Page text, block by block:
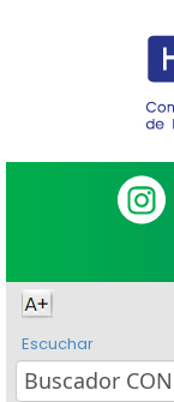
Escuchar